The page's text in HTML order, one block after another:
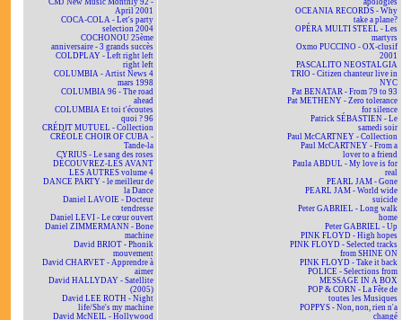
CMJ New Music Monthly 92 -
April 2001
COCA-COLA - Let's party
selection 2004
COCHONOU 25ème
anniversaire - 3 grands succès
COLDPLAY - Left right left
right left
COLUMBIA - Artist News 4
mars 1998
COLUMBIA 96 - The road
ahead
COLUMBIA Et toi t'écoutes
quoi ? 96
CRÉDIT MUTUEL - Collection
CRÉOLE CHOIR OF CUBA -
Tande-la
CYRIUS - Le sang des roses
DÉCOUVREZ-LES AVANT
LES AUTRES volume 4
DANCE PARTY - le meilleur de
la Dance
Daniel LAVOIE - Docteur
tendresse
Daniel LEVI - Le cœur ouvert
Daniel ZIMMERMANN - Bone
machine
David BRIOT - Phonik
mouvement
David CHARVET - Apprendre à
aimer
David HALLYDAY - Satellite
(2005)
David LEE ROTH - Night
life/She's my machine
David McNEIL - Hollywood
apologies
OCEANIA RECORDS - Why
take a plane?
OPÉRA MULTI STEEL - Les
martyrs
Oxmo PUCCINO - OX-clusif
2001
PASCALITO NEOSTALGIA
TRIO - Citizen chanteur live in
NYC
Pat BENATAR - From 79 to 93
Pat METHENY - Zero tolerance
for silence
Patrick SÉBASTIEN - Le
samedi soir
Paul McCARTNEY - Collection
Paul McCARTNEY - From a
lover to a friend
Paula ABDUL - My love is for
real
PEARL JAM - Gone
PEARL JAM - World wide
suicide
Peter GABRIEL - Long walk
home
Peter GABRIEL - Up
PINK FLOYD - High hopes
PINK FLOYD - Selected tracks
from SHINE ON
PINK FLOYD - Take it back
POLICE - Selections from
MESSAGE IN A BOX
POP & CORN - La Fête de
toutes les Musiques
POPPYS - Non, non, rien n'a
changé